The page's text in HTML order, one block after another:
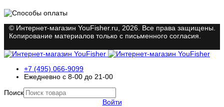
© Интернет-магазин YouFisher.ru, 2026. Все права защищены.
Копирование материалов только с письменного согласия.
+7 (495) 066-9099
Ежедневно с 8-00 до 21-00
Поиск
Войти